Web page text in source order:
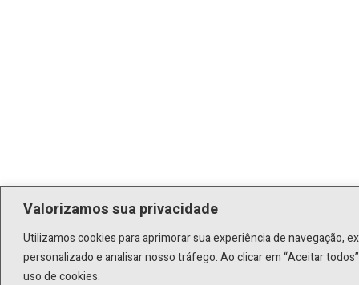
Valorizamos sua privacidade
Utilizamos cookies para aprimorar sua experiência de navegação,
personalizado e analisar nosso tráfego. Ao clicar em “Aceitar
uso de cookies.